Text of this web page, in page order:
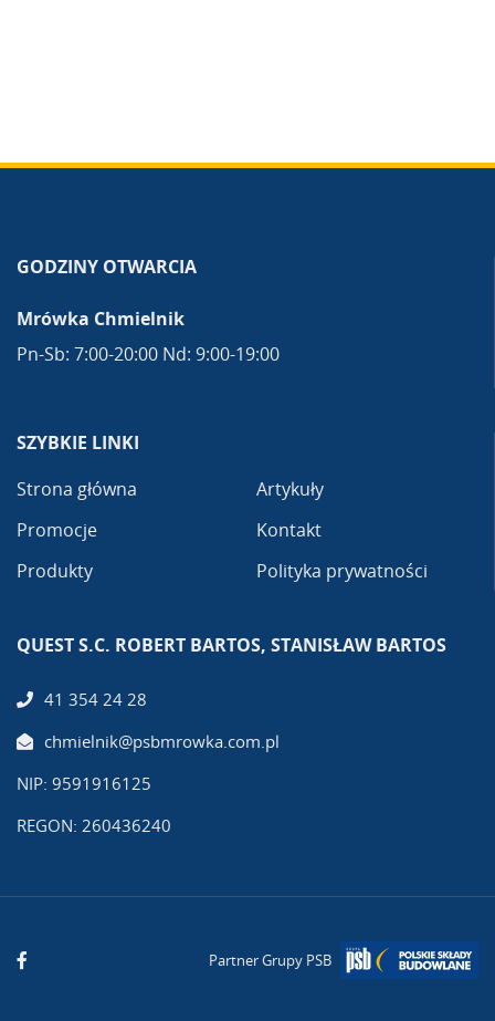
GODZINY OTWARCIA
Mrówka Chmielnik
Pn-Sb: 7:00-20:00 Nd: 9:00-19:00
SZYBKIE LINKI
Strona główna
Promocje
Produkty
Artykuły
Kontakt
Polityka prywatności
QUEST S.C. ROBERT BARTOS, STANISŁAW BARTOS
41 354 24 28
chmielnik@psbmrowka.com.pl
NIP: 9591916125
REGON: 260436240
Partner Grupy PSB